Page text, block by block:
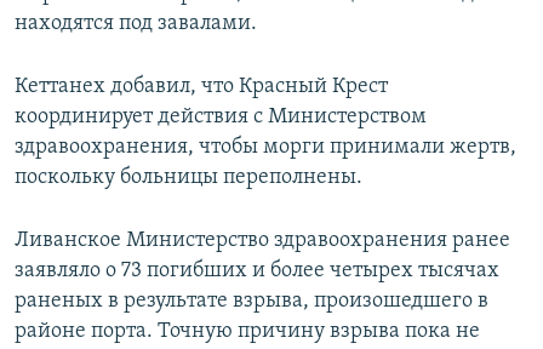
находятся под завалами.
Кеттанех добавил, что Красный Крест
координирует действия с Министерством
здравоохранения, чтобы морги принимали жертв,
поскольку больницы переполнены.
Ливанское Министерство здравоохранения ранее
заявляло о 73 погибших и более четырех тысячах
раненых в результате взрыва, произошедшего в
районе порта. Точную причину взрыва пока не